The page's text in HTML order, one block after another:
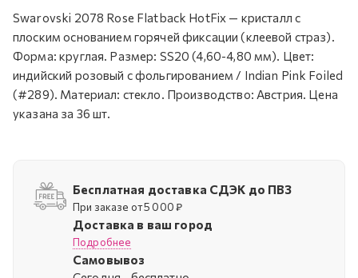
Swarovski 2078 Rose Flatback HotFix — кристалл с
плоским основанием горячей фиксации (клеевой страз).
Форма: круглая. Размер: SS20 (4,60-4,80 мм). Цвет:
индийский розовый с фольгированием / Indian Pink Foiled
(#289). Материал: стекло. Производство: Австрия. Цена
указана за 36 шт.
Бесплатная доставка СДЭК до ПВЗ
При заказе от 5 000 ₽
Доставка в ваш город
Подробнее
Самовывоз